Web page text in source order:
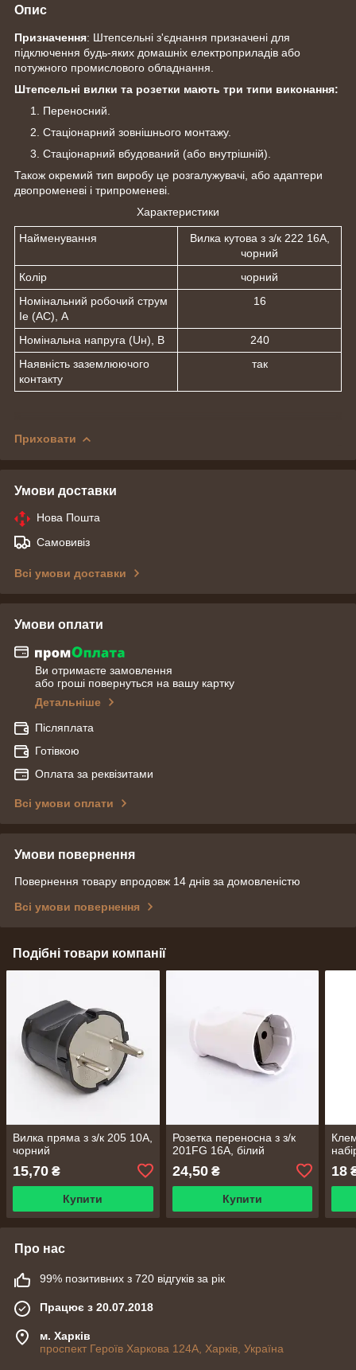
Опис
Призначення: Штепсельні з'єднання призначені для
підключення будь-яких домашніх електроприладів або
потужного промислового обладнання.
Штепсельні вилки та розетки мають три типи виконання:
Переносний.
Стаціонарний зовнішнього монтажу.
Стаціонарний вбудований (або внутрішній).
Також окремий тип виробу це розгалужувачі, або адаптери
двопроменеві і трипроменеві.
Характеристики
Найменування
Вилка кутова з з/к 222 16A,
чорний
Колір
чорний
Номінальний робочий струм
Ie (AC), А
16
Номінальна напруга (Uн), В
240
Наявність заземлюючого
контакту
так
Приховати
Умови доставки
Нова Пошта
Самовивіз
Всі умови доставки
Умови оплати
Ви отримаєте замовлення
або гроші повернуться на вашу картку
Детальніше
Післяплата
Готівкою
Оплата за реквізитами
Всі умови оплати
Умови повернення
Повернення товару впродовж 14 днів за домовленістю
Всі умови повернення
Подібні товари компанії
Вилка пряма з з/к 205 10A,
чорний
15,70 ₴
Купити
Розетка переносна з з/к
201FG 16A, білий
24,50₴
Купити
18
Про нас
99% позитивних з 720 відгуків за рік
Працює з 20.07.2018
м. Харків
проспект Героїв Харкова 124А, Харків, Україна